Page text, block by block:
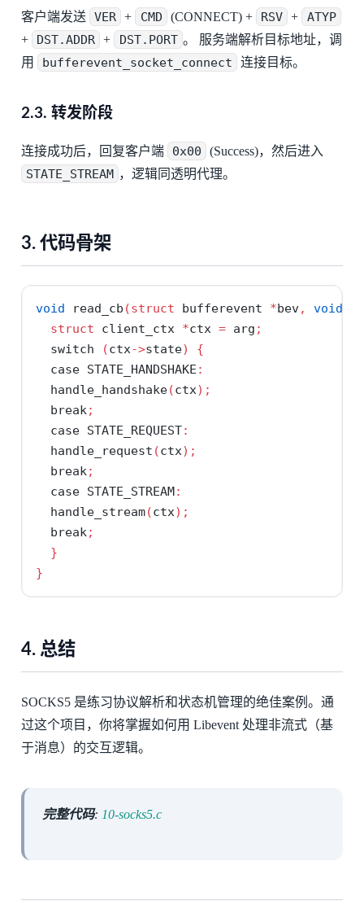
客户端发送 VER + CMD (CONNECT) + RSV + ATYP
+ DST.ADDR + DST.PORT 。 服务端解析目标地址，调
用
bufferevent_socket_connect 连接目标。
2.3. 转发阶段
连接成功后，回复客户端 0x00 (Success)，然后进入
STATE_STREAM ，逻辑同透明代理。
3. 代码骨架
void read_cb (struct bufferevent *bev, void
struct client_ctx *ctx = arg ;
switch
(ctx->state)
{
case STATE_HANDSHAKE :
  handle_handshake
(ctx);
break;
case STATE_REQUEST:
  handle_request
(ctx);
break;
case STATE_STREAM:
  handle_stream
(ctx);
break;
}
}
4. 总结
SOCKS5 是练习协议解析和状态机管理的绝佳案例。通
过这个项目，你将掌握如何用 Libevent 处理非流式（基
于消息）的交互逻辑。
完整代码: 10-socks5.c